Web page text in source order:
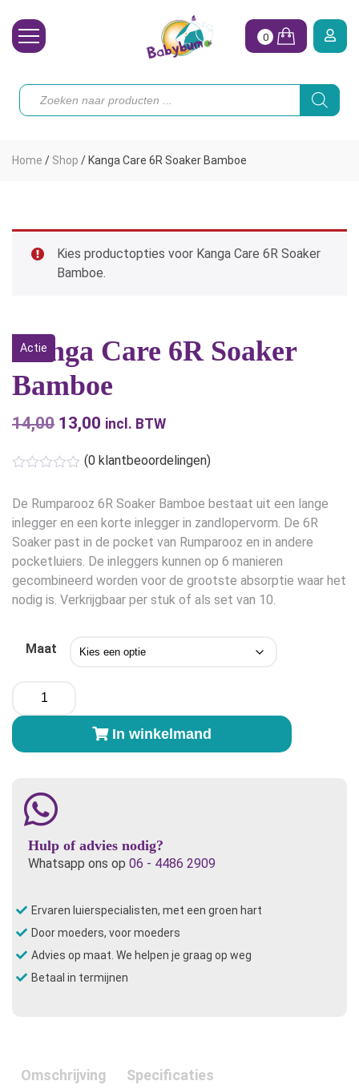
Toebehoren
Onze merken
0
Producten
zoeken
Home / Shop / Kanga Care 6R Soaker Bamboe
Kies productopties voor Kanga Care 6R Soaker
Bamboe.
Actie
Kanga Care 6R Soaker
Bamboe
14,00 Oorspronkelijke
was:
€14,00.
13,00 Huidige
€13,00.
incl. BTW
(0 klantbeoordelingen)
De Rumparooz 6R Soaker Bamboe bestaat uit een lange
inlegger en een korte inlegger in zandlopervorm. De 6R
Soaker past in de pocket van Rumparooz en in andere
pocketluiers. De inleggers kunnen op 6 manieren
gecombineerd worden voor de grootste absorptie waar het
nodig is. Verkrijgbaar per stuk of als set van 10.
Maat
Kanga
6R
Soaker
In winkelmand
Hulp of advies nodig?
Whatsapp ons op 06 - 4486 2909
Ervaren luierspecialisten, met een groen hart
Door moeders, voor moeders
Advies op maat. We helpen je graag op weg
Betaal in termijnen
Omschrijving Specificaties